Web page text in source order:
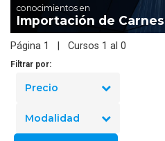
conocimientos en
Importación de Carnes
Página 1 | Cursos 1 al 0
Filtrar por:
Precio
Modalidad